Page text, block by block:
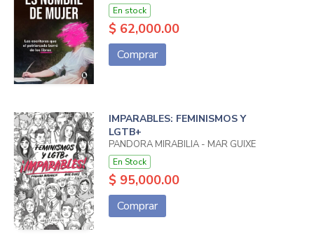
En stock
$ 62,000.00
Comprar
IMPARABLES: FEMINISMOS Y
LGTB+
PANDORA MIRABILIA - MAR GUIXE
En Stock
$ 95,000.00
Comprar